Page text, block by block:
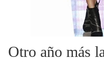
Otro año más